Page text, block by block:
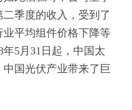
季度的收入，受到了
平均组件价格下降等
5月31日起，中国太
国光伏产业带来了巨